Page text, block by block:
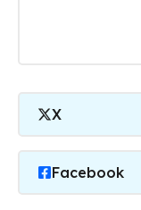
X
Facebook